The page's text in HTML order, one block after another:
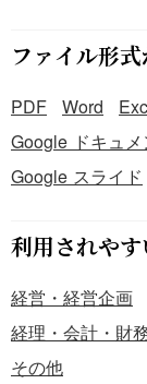
ファイル形
PDF Word
Google ドキュメ
Google スライド
利用されや
経営・経営企画
経理・会計・財
その他